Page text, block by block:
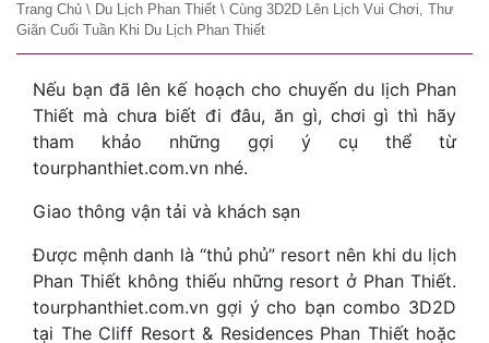
Trang Chủ \ Du Lịch Phan Thiết \ Cùng 3D2D Lên Lịch Vui Chơi, Thư
Giãn Cuối Tuần Khi Du Lịch Phan Thiết
Nếu bạn đã lên kế hoạch cho chuyến du lịch Phan
Thiết mà chưa biết đi đâu, ăn gì, chơi gì thì hãy
tham khảo những gợi ý cụ thể từ
tourphanthiet.com.vn nhé.
Giao thông vận tải và khách sạn
Được mệnh danh là “thủ phủ” resort nên khi du lịch
Phan Thiết không thiếu những resort ở Phan Thiết.
tourphanthiet.com.vn gợi ý cho bạn combo 3D2D
tại The Cliff Resort & Residences Phan Thiết hoặc